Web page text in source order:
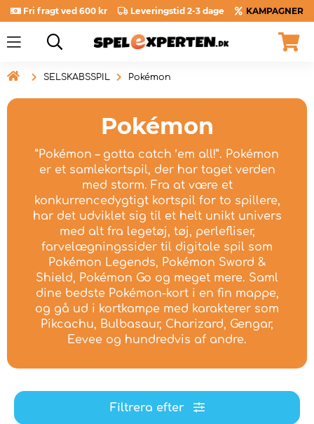
Fri fragt ved 600 kr Leveringstid 2-3 dage KAMPAGNER
 SELSKABSSPIL Pokémon
Pokémon
”Pokémon – gotta catch ’em all!”. Pokémon
er et samlekortspil, der har taget verden
med storm. Fra at være et
konkurrencedygtigt kortspil for to spillere,
har det udviklet sig til et helt unikt univers
med alt fra legetøj, tøj, perlefliser,
farvelægningssider til digitale spil som
Pokémon Legends, Pokémon Sword &
Shield, Pokémon Go og meget mere. Saml
dine bedste Pokémon-kort i en fin mappe,
og gå ud i kortkampe med karakterer som
Pikcachu, Bulbasaur, Charizard, Gengar,
Eevee og hundredvis af andre.
Filtrera efter